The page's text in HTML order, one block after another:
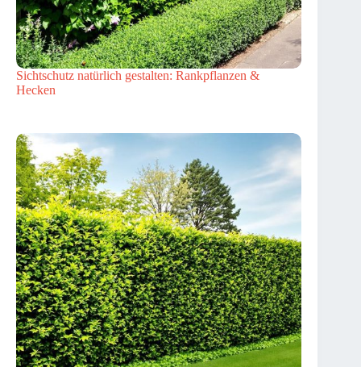
Sichtschutz natürlich gestalten: Rankpflanzen &
Hecken